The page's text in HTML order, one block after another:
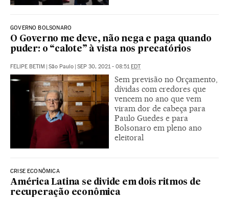
GOVERNO BOLSONARO
O Governo me deve, não nega e paga quando
puder: o “calote” à vista nos precatórios
FELIPE BETIM | São Paulo | SEP 30, 2021 - 08:51EDT
Sem previsão no Orçamento,
dívidas com credores que
vencem no ano que vem
viram dor de cabeça para
Paulo Guedes e para
Bolsonaro em pleno ano
eleitoral
CRISE ECONÔMICA
América Latina se divide em dois ritmos de
recuperação econômica